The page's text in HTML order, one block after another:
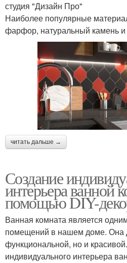
студия "Дизайн Про"
Наиболее популярные
фарфор, натуральный камень и
читать дальше →
Создание
интерьера ванной
помощью DIY-
Ванная комната является
помещений в нашем доме. Она
функциональной, но и
индивидуального интерьера